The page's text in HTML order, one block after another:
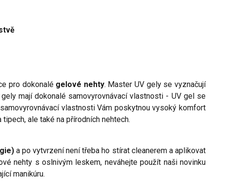
pro dokonalégelové nehty. Master UV gely se vyznačují
mají dokonalé samovyrovnávací vlastnosti - UV gel se
vlastnosti Vám poskytnou vysoký komfort
ale také na přírodních nehtech.
a po vytvrzení není třeba ho stírat cleanerem a aplikovat
nehty s oslnivým leskem, neváhejte použít naši novinku
manikúru.